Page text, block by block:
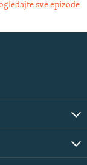
sve epizode